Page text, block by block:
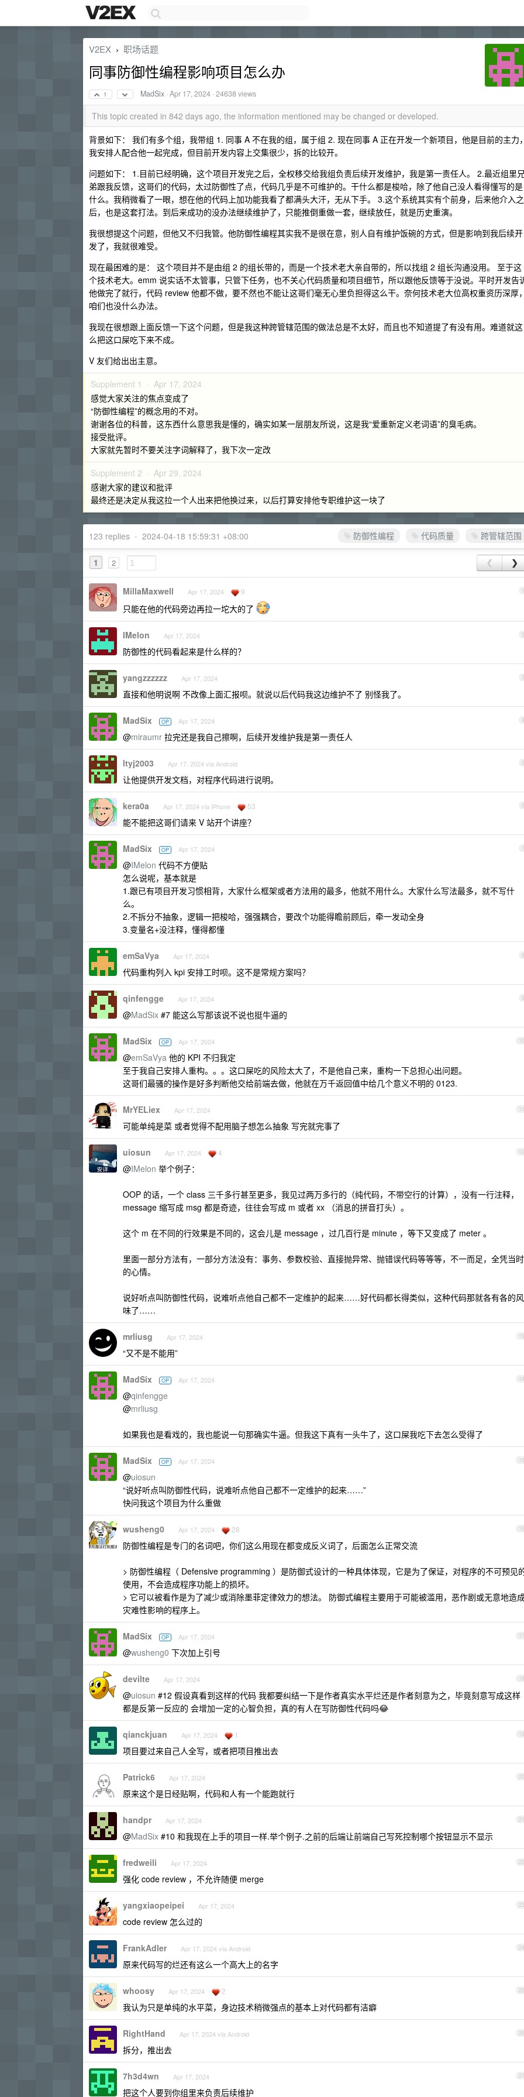
V2EX › 职场话题
同事防御性编程影响项目怎么办
1 MadSix ·Apr 17, 2024 · 24638 views
This topic created in 842 days ago, the information mentioned may be changed or developed.
背景如下： 我们有多个组，我带组 1. 同事 A 不在我的组，属于组 2. 现在同事 A 正在开发一个新项目，他是目前的主力
我安排人配合他一起完成，但目前开发内容上交集很少，拆的比较开。
问题如下： 1.目前已经明确，这个项目开发完之后，全权移交给我组负责后续开发维护，我是第一责任人。 2.最近组里
弟跟我反馈，这哥们的代码，太过防御性了点，代码几乎是不可维护的。干什么都是梭哈，除了他自己没人看得懂写的是
什么。我稍微看了一眼，想在他的代码上加功能我看了都满头大汗，无从下手。 3.这个系统其实有个前身，后来他介入之
后，也是这套打法。到后来成功的没办法继续维护了，只能推倒重做一套，继续放任，就是历史重演。
我很想提这个问题，但他又不归我管。他防御性编程其实我不是很在意，别人自有维护饭碗的方式，但是影响到我后续开
发了，我就很难受。
现在最困难的是： 这个项目并不是由组 2 的组长带的，而是一个技术老大亲自带的，所以找组 2 组长沟通没用。 至于这
个技术老大。emm 说实话不太管事，只管下任务，也不关心代码质量和项目细节，所以跟他反馈等于没说。平时开发告
他做完了就行，代码 review 他都不做，要不然也不能让这哥们毫无心里负担得这么干。奈何技术老大位高权重资历深厚
咱们也没什么办法。
我现在很想跟上面反馈一下这个问题，但是我这种跨管辖范围的做法总是不太好，而且也不知道提了有没有用。难道就这
么把这口屎吃下来不成。
V 友们给出出主意。
Supplement 1 · Apr 17, 2024
感觉大家关注的焦点变成了
“防御性编程”的概念用的不对。
谢谢各位的科普，这东西什么意思我是懂的，确实如某一层朋友所说，这是我“爱重新定义老词语”的臭毛病。
接受批评。
大家就先暂时不要关注字词解释了，我下次一定改
Supplement 2 · Apr 29, 2024
感谢大家的建议和批评
最终还是决定从我这拉一个人出来把他换过来，以后打算安排他专职维护这一块了
防御性编程 代码质量 跨管辖范围
123 replies • 2024-04-18 15:59:31 +08:00
1 2 ❮ ❯
1
MillaMaxwell Apr 17, 2024 9
只能在他的代码旁边再拉一坨大的了
2
IMelon Apr 17, 2024
防御性的代码看起来是什么样的？
3
yangzzzzzz Apr 17, 2024
直接和他明说啊 不改像上面汇报呗。就说以后代码我这边维护不了 别怪我了。
4
MadSix OP Apr 17, 2024
@miraumr 拉完还是我自己擦啊，后续开发维护我是第一责任人
5
ltyj2003 Apr 17, 2024 via Android
让他提供开发文档，对程序代码进行说明。
6
kera0a Apr 17, 2024 via iPhone 53
能不能把这哥们请来 V 站开个讲座？
7
MadSix OP Apr 17, 2024
@IMelon 代码不方便贴
怎么说呢，基本就是
1.跟已有项目开发习惯相背，大家什么框架或者方法用的最多，他就不用什么。大家什么写法最多，就不写什
么。
2.不拆分不抽象，逻辑一把梭哈，强强耦合，要改个功能得瞻前顾后，牵一发动全身
3.变量名+没注释，懂得都懂
8
emSaVya Apr 17, 2024
代码重构列入 kpi 安排工时呗。这不是常规方案吗？
9
qinfengge Apr 17, 2024
@MadSix #7 能这么写那该说不说也挺牛逼的
10
MadSix OP Apr 17, 2024
@emSaVya 他的 KPI 不归我定
至于我自己安排人重构。。。这口屎吃的风险太大了，不是他自己来，重构一下总担心出问题。
这哥们最骚的操作是好多判断他交给前端去做，他就在万千返回值中给几个意义不明的 0123.
11
MrYELiex Apr 17, 2024
可能单纯是菜 或者觉得不配用脑子想怎么抽象 写完就完事了
12
uiosun Apr 17, 2024 4
@IMelon 举个例子：
OOP 的话，一个 class 三千多行甚至更多，我见过两万多行的（纯代码，不带空行的计算），没有一行注释，
message 缩写成 msg 都是奇迹，往往会写成 m 或者 xx （消息的拼音打头）。
这个 m 在不同的行效果是不同的，这会儿是 message ，过几百行是 minute ，等下又变成了 meter 。
里面一部分方法有，一部分方法没有：事务、参数校验、直接抛异常、抛错误代码等等等，不一而足，全凭当时
的心情。
说好听点叫防御性代码，说难听点他自己都不一定维护的起来……好代码都长得类似，这种代码那就各有各的风
味了……
13
mrliusg Apr 17, 2024
“又不是不能用”
14
MadSix OP Apr 17, 2024
@qinfengge
@mrliusg
如果我也是看戏的，我也能说一句那确实牛逼。但我这下真有一头牛了，这口屎我吃下去怎么受得了
15
MadSix OP Apr 17, 2024
@uiosun
“说好听点叫防御性代码，说难听点他自己都不一定维护的起来……”
快问我这个项目为什么重做
16
wusheng0 Apr 17, 2024 28
防御性编程是专门的名词吧，你们这么用现在都变成反义词了，后面怎么正常交流
> 防御性编程（ Defensive programming ）是防御式设计的一种具体体现，它是为了保证，对程序的不可预见
使用，不会造成程序功能上的损坏。
> 它可以被看作是为了减少或消除墨菲定律效力的想法。 防御式编程主要用于可能被滥用，恶作剧或无意地造
灾难性影响的程序上。
17
MadSix OP Apr 17, 2024
@wusheng0 下次加上引号
18
devilte Apr 17, 2024
@uiosun #12 假设真看到这样的代码 我都要纠结一下是作者真实水平烂还是作者刻意为之，毕竟刻意写成这样
都是反第一反应的 会增加一定的心智负担，真的有人在写防御性代码吗😂
19
qianckjuan Apr 17, 2024 1
项目要过来自己人全写，或者把项目推出去
20
Patrick6 Apr 17, 2024
原来这个是日经贴啊，代码和人有一个能跑就行
21
handpr Apr 17, 2024
@MadSix #10 和我现在上手的项目一样.举个例子.之前的后端让前端自己写死控制哪个按钮显示不显示
22
fredweili Apr 17, 2024
强化 code review ，不允许随便 merge
23
yangxiaopeipei Apr 17, 2024
code review 怎么过的
24
FrankAdler Apr 17, 2024 via Android
原来代码写的烂还有这么一个高大上的名字
25
whoosy Apr 17, 2024 2
我认为只是单纯的水平菜，身边技术稍微强点的基本上对代码都有洁癖
26
RightHand Apr 17, 2024 via Android
拆分，推出去
27
7h3d4wn Apr 17, 2024
把这个人要到你组里来负责后续维护